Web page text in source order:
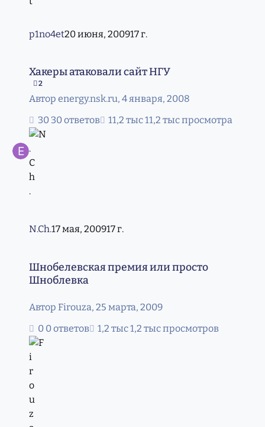
p1no4et20 июня, 200917 г.
Хакеры атаковали сайт НГУ
2
Автор energy.nsk.ru, 4 января, 2008
30 ответов
11,2 тыс просмотра
N.Ch.17 мая, 200917 г.
Шнобелевская премия или просто
Шноблевка
Автор Firouza, 25 марта, 2009
0 ответов
1,2 тыс просмотров